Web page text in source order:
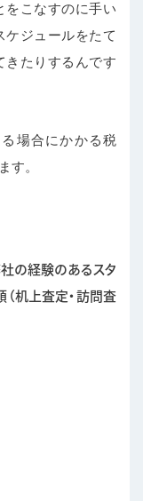
をこなすのに手い
ケジュールをたて
きたりするんです
場合にかかる税
す。
の経験のあるスタ
（机上査定・訪問査